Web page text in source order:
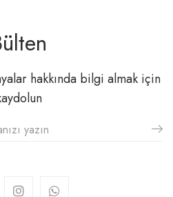
hakkında bilgi almak için